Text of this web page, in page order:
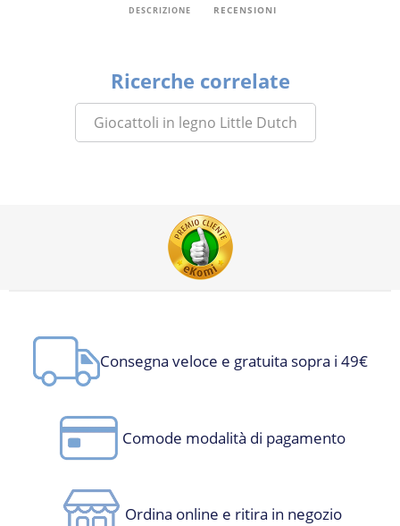
DESCRIZIONE RECENSIONI
Ricerche correlate
Giocattoli in legno Little Dutch
Consegna veloce e gratuita sopra i 49€
Comode modalità di pagamento
Ordina online e ritira in negozio